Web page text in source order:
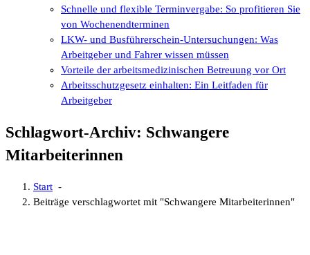
Schnelle und flexible Terminvergabe: So profitieren Sie
von Wochenendterminen
LKW- und Busführerschein-Untersuchungen: Was
Arbeitgeber und Fahrer wissen müssen
Vorteile der arbeitsmedizinischen Betreuung vor Ort
Arbeitsschutzgesetz einhalten: Ein Leitfaden für
Arbeitgeber
Schlagwort-Archiv: Schwangere
Mitarbeiterinnen
Start -
Beiträge verschlagwortet mit "Schwangere Mitarbeiterinnen"